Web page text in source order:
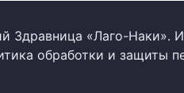
Здравница «Лаго-Наки».
обработки и защиты